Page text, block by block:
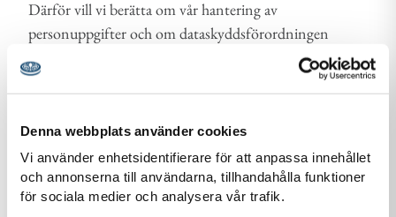
Denna webbplats använder cookies
Vi använder enhetsidentifierare för att anpassa innehållet
och annonserna till användarna, tillhandahålla funktioner
för sociala medier och analysera vår trafik.
Därför vill vi berätta om vår hantering av
personuppgifter och om dataskyddsförordningen
(GDPR).
Läs mer om vår personuppgiftshantering